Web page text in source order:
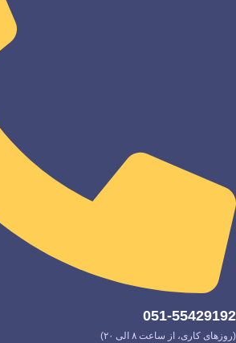
051-55429192
(روزهای کاری، از ساعت ۸ الی ۲۰)